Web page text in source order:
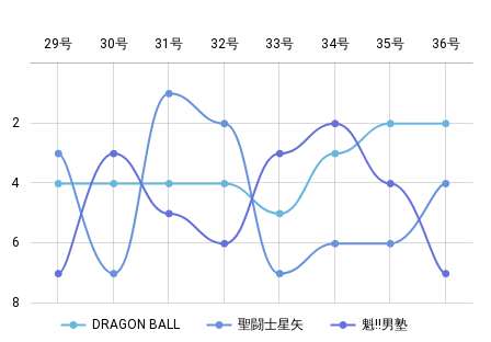
4
2
4
6
8
29号 30号 31号 32号 33号 34号 35号 36号
DRAGON BALL 聖闘士星矢 魁!!男塾